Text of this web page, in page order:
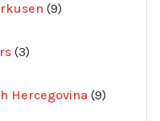
9
produkter
3
produkter
Hercegovina 9
produkter